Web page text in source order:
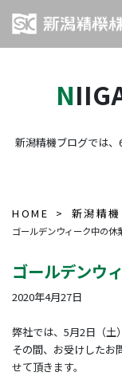
新潟精機ブログでは
HOME 新潟精
ゴールデンウィーク中の休
ゴールデンウ
2020年4月27日
弊社では、5月2日（土
その間、お受けしたお
せて頂きます。